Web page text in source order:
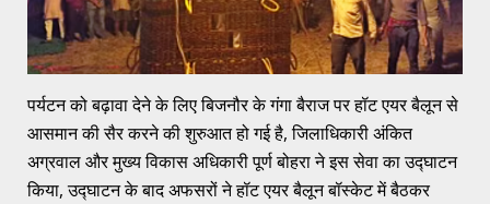
पर्यटन को बढ़ावा देने के लिए बिजनौर के गंगा बैराज पर हॉट एयर बैलून से
आसमान की सैर करने की शुरुआत हो गई है, जिलाधिकारी अंकित
अग्रवाल और मुख्य विकास अधिकारी पूर्ण बोहरा ने इस सेवा का उद्घाटन
किया, उद्घाटन के बाद अफसरों ने हॉट एयर बैलून बॉस्केट में बैठकर